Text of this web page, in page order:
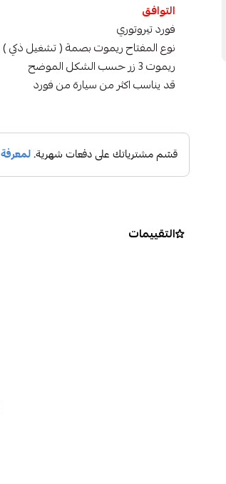
التوافق
فورد تيروتوري
نوع المفتاح ريموت بصمة ( تشغيل ذكي )
ريموت 3 زر حسب الشكل الموضح
قد يناسب اكثر من سيارة من فورد
التقييمات